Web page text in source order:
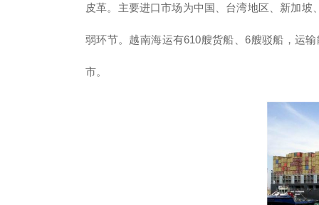
皮革。主要进口市场为中国、台湾地区、新加
弱环节。越南海运有610艘货船、6艘驳船，运
市。